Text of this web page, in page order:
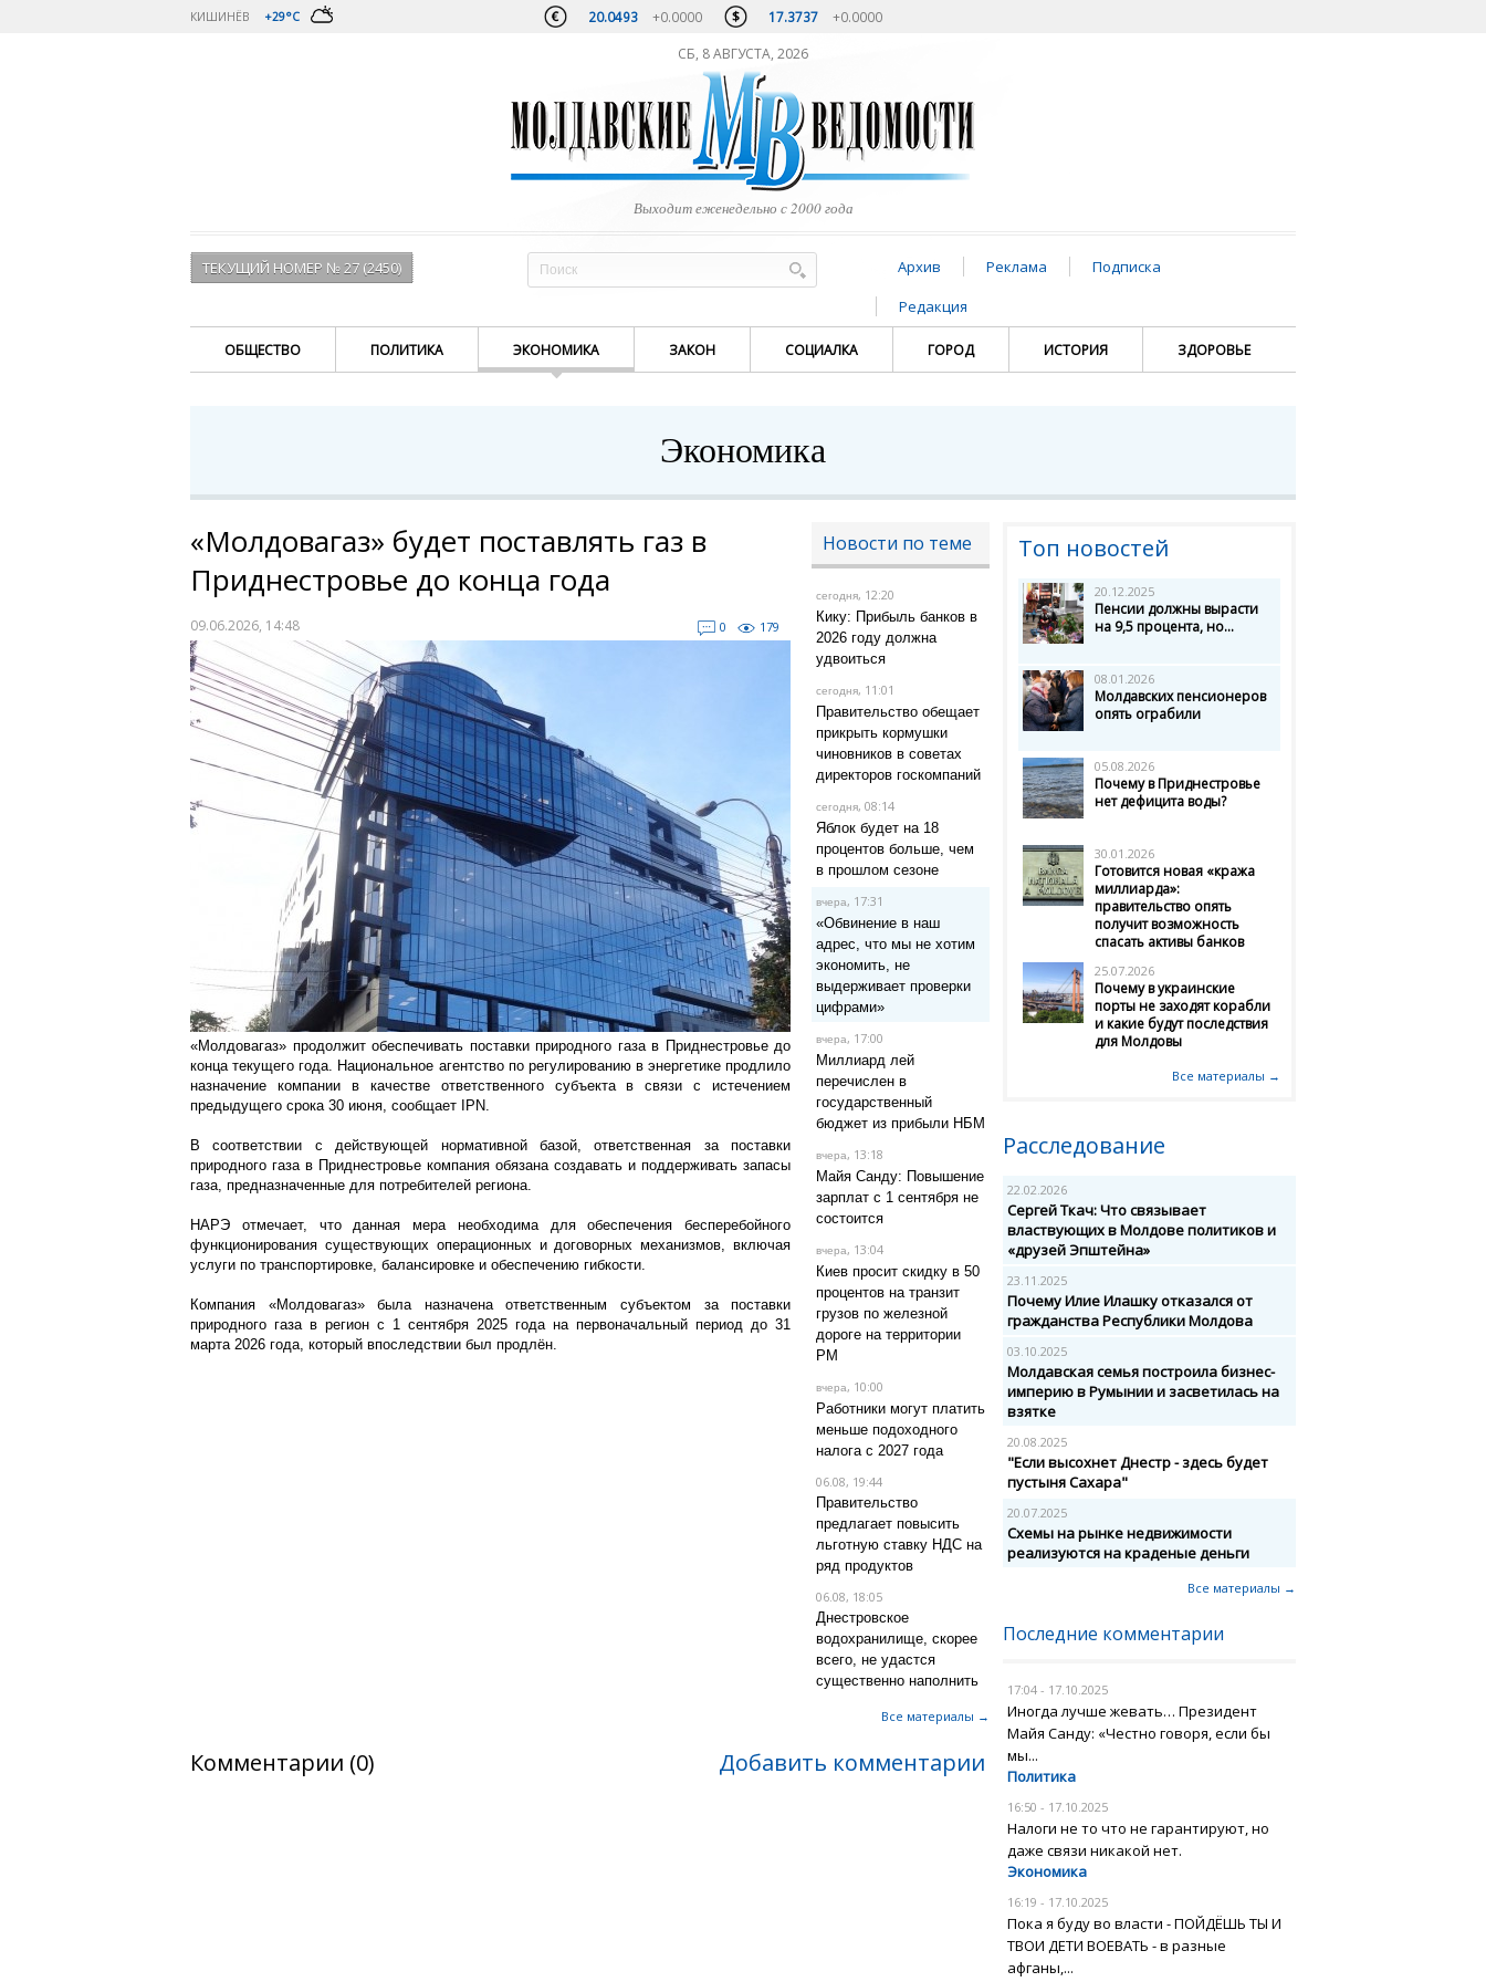
КИШИНЁВ +29°C 20.0493 +0.0000 17.3737 +0.0000
СБ, 8 АВГУСТА, 2026
Выходит еженедельно с 2000 года
ТЕКУЩИЙ НОМЕР № 27 (2450) Архив Реклама
Подписка
Редакция
ОБЩЕСТВО ПОЛИТИКА ЭКОНОМИКА ЗАКОН СОЦИАЛКА ГОРОД ИСТОРИЯ ЗДОРОВЬЕ
Экономика
«Молдовагаз» будет поставлять газ в
Приднестровье до конца года
09.06.2026, 14:48 0 179
«Молдовагаз» продолжит обеспечивать поставки природного газа в Приднестровье до
конца текущего года. Национальное агентство по регулированию в энергетике продлило
назначение компании в качестве ответственного субъекта в связи с истечением
предыдущего срока 30 июня, сообщает IPN.
В соответствии с действующей нормативной базой, ответственная за поставки
природного газа в Приднестровье компания обязана создавать и поддерживать запасы
газа, предназначенные для потребителей региона.
НАРЭ отмечает, что данная мера необходима для обеспечения бесперебойного
функционирования существующих операционных и договорных механизмов, включая
услуги по транспортировке, балансировке и обеспечению гибкости.
Компания «Молдовагаз» была назначена ответственным субъектом за поставки
природного газа в регион с 1 сентября 2025 года на первоначальный период до 31
марта 2026 года, который впоследствии был продлён.
Новости по теме
сегодня, 12:20
Кику: Прибыль банков в
2026 году должна
удвоиться
сегодня, 11:01
Правительство обещает
прикрыть кормушки
чиновников в советах
директоров госкомпаний
сегодня, 08:14
Яблок будет на 18
процентов больше, чем
в прошлом сезоне
вчера, 17:31
«Обвинение в наш
адрес, что мы не хотим
экономить, не
выдерживает проверки
цифрами»
вчера, 17:00
Миллиард лей
перечислен в
государственный
бюджет из прибыли НБМ
вчера, 13:18
Майя Санду: Повышение
зарплат с 1 сентября не
состоится
вчера, 13:04
Киев просит скидку в 50
процентов на транзит
грузов по железной
дороге на территории
РМ
вчера, 10:00
Работники могут платить
меньше подоходного
налога с 2027 года
06.08, 19:44
Правительство
предлагает повысить
льготную ставку НДС на
ряд продуктов
06.08, 18:05
Днестровское
водохранилище, скорее
всего, не удастся
существенно наполнить
Все материалы →
Комментарии (0) Добавить комментарии
Топ новостей
20.12.2025
Пенсии должны вырасти
на 9,5 процента, но...
08.01.2026
Молдавских пенсионеров
опять ограбили
05.08.2026
Почему в Приднестровье
нет дефицита воды?
30.01.2026
Готовится новая «кража
миллиарда»:
правительство опять
получит возможность
спасать активы банков
25.07.2026
Почему в украинские
порты не заходят корабли
и какие будут последствия
для Молдовы
Все материалы →
Расследование
22.02.2026
Сергей Ткач: Что связывает
властвующих в Молдове политиков и
«друзей Эпштейна»
23.11.2025
Почему Илие Илашку отказался от
гражданства Республики Молдова
03.10.2025
Молдавская семья построила бизнес-
империю в Румынии и засветилась на
взятке
20.08.2025
"Если высохнет Днестр - здесь будет
пустыня Сахара"
20.07.2025
Схемы на рынке недвижимости
реализуются на краденые деньги
Все материалы →
Последние комментарии
17:04 - 17.10.2025
Иногда лучше жевать… Президент
Майя Санду: «Честно говоря, если бы
мы...
Политика
16:50 - 17.10.2025
Налоги не то что не гарантируют, но
даже связи никакой нет.
Экономика
16:19 - 17.10.2025
Пока я буду во власти - ПОЙДЁШЬ ТЫ И
ТВОИ ДЕТИ ВОЕВАТЬ - в разные
афганы,...